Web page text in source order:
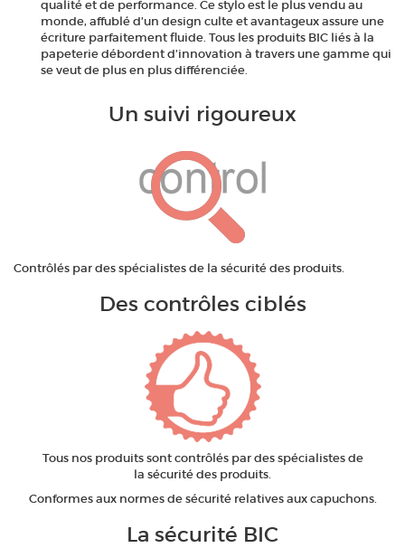
qualité et de performance. Ce stylo est le plus vendu au
monde, affublé d’un design culte et avantageux assure une
écriture parfaitement fluide. Tous les produits BIC liés à la
papeterie débordent d’innovation à travers une gamme qui
se veut de plus en plus différenciée.
Un suivi rigoureux
Contrôlés par des spécialistes de la sécurité des produits.
Des contrôles ciblés
Tous nos produits sont contrôlés par des spécialistes de
la sécurité des produits.
Conformes aux normes de sécurité relatives aux capuchons.
La sécurité BIC